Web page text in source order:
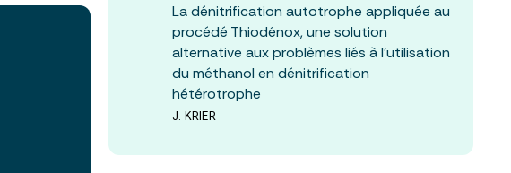
La dénitrification autotrophe appliquée au
procédé Thiodénox, une solution
alternative aux problèmes liés à l’utilisation
du méthanol en dénitrification
hétérotrophe
J. KRIER